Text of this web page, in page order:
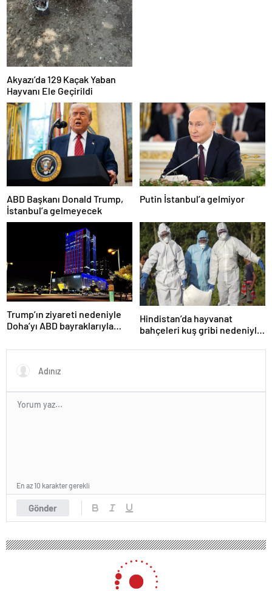
Akyazı’da 129 Kaçak Yaban
Hayvanı Ele Geçirildi
ABD Başkanı Donald Trump,
İstanbul’a gelmeyecek
Putin İstanbul’a gelmiyor
Trump’ın ziyareti nedeniyle
Doha’yı ABD bayraklarıyla
Hindistan’da hayvanat
bahçeleri kuş gribi nedeniyle
Gönder
En az 10 karakter gerekli